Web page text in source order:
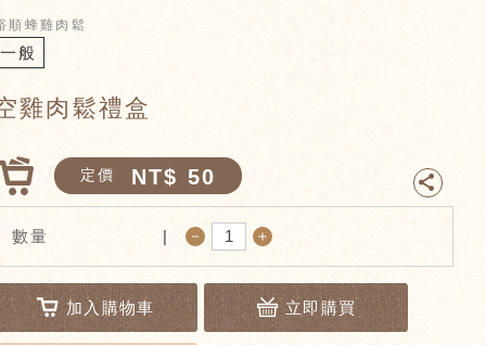
順蜂雞肉鬆
一般
雞肉鬆禮盒
定價 NT$ 50
數量 － ＋
加入購物車 立即購買